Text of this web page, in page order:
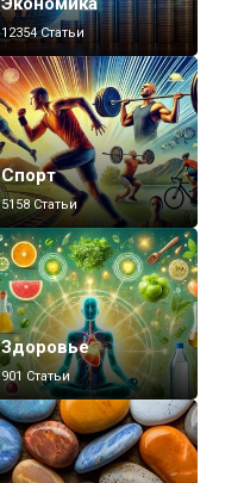
12354 Статьи
Спорт
5158 Статьи
Здоровье
901 Статьи